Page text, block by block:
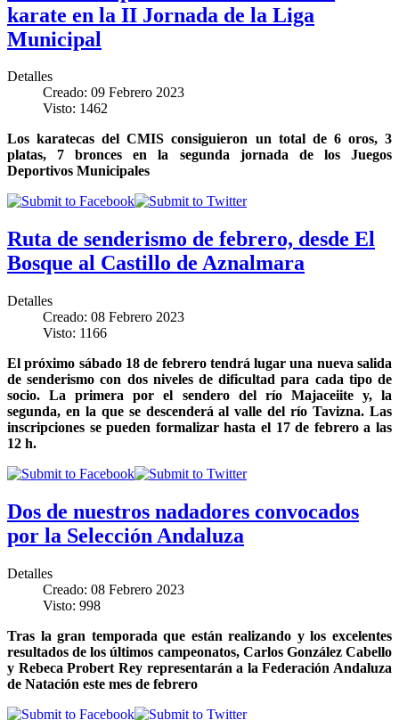
karate en la II Jornada de la Liga
Municipal
Detalles
Creado: 09 Febrero 2023
Visto: 1462
Los karatecas del CMIS consiguieron un total de 6 oros, 3
platas, 7 bronces en la segunda jornada de los Juegos
Deportivos Municipales
Ruta de senderismo de febrero, desde El
Bosque al Castillo de Aznalmara
Detalles
Creado: 08 Febrero 2023
Visto: 1166
El próximo sábado 18 de febrero tendrá lugar una nueva salida
de senderismo con dos niveles de dificultad para cada tipo de
socio. La primera por el sendero del río Majaceiite y, la
segunda, en la que se descenderá al valle del río Tavizna. Las
inscripciones se pueden formalizar hasta el 17 de febrero a las
12 h.
Dos de nuestros nadadores convocados
por la Selección Andaluza
Detalles
Creado: 08 Febrero 2023
Visto: 998
Tras la gran temporada que están realizando y los excelentes
resultados de los últimos campeonatos, Carlos González Cabello
y Rebeca Probert Rey representarán a la Federación Andaluza
de Natación este mes de febrero